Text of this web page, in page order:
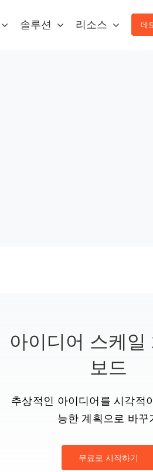
솔루션 리소스 데
아이디어 스케일
보드
추상적인 아이디어를 시각적
능한 계획으로 바꾸
무료로 시작하기